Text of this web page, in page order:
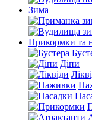
Зима
Прикормки та
Діпи